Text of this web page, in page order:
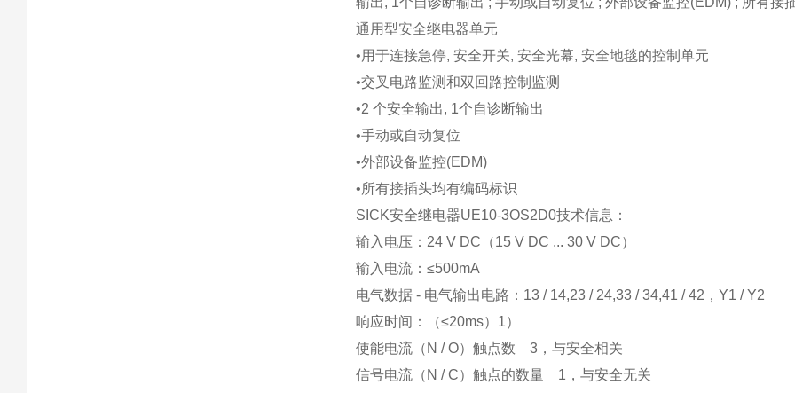
通用型安全继电器单元
•用于连接急停, 安全开关, 安全光幕, 安全地毯的控制单元
•交叉电路监测和双回路控制监测
•2 个安全输出, 1个自诊断输出
•手动或自动复位
•外部设备监控(EDM)
•所有接插头均有编码标识
SICK安全继电器UE10-3OS2D0技术信息：
输入电压：24 V DC（15 V DC ... 30 V DC）
输入电流：≤500mA
电气数据 - 电气输出电路：13 / 14,23 / 24,33 / 34,41 / 42，Y1 / Y2
响应时间：（≤20ms）1）
使能电流（N / O）触点数 3，与安全相关
信号电流（N / C）触点的数量 1，与安全无关